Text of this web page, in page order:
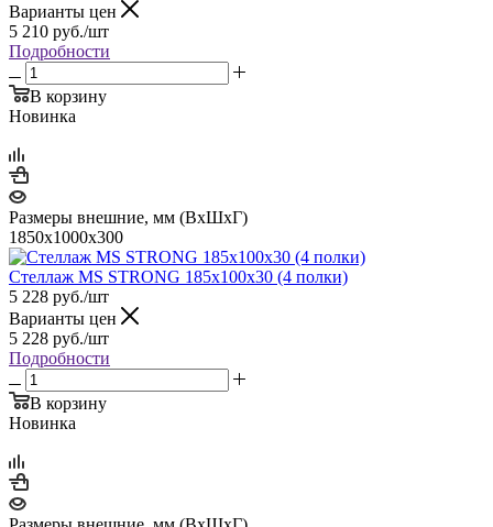
Варианты цен
5 210 руб./шт
Подробности
В корзину
Новинка
Размеры внешние, мм (ВхШхГ)
1850x1000x300
Стеллаж MS STRONG 185x100x30 (4 полки)
5 228 руб./шт
Варианты цен
5 228 руб./шт
Подробности
В корзину
Новинка